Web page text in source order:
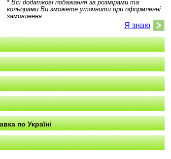
* Всі додаткові побажання за розмірами та
кольорами Ви зможете уточнити при оформленні
замовлення
Я знаю
по Україні